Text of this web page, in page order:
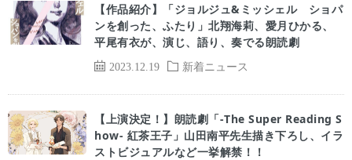
2023.12.19 新着ニュース
【作品紹介】「ジョルジュ&ミッシェル ショパ
ンを創った、ふたり」北翔海莉、愛月ひかる、
平尾有衣が、演じ、語り、奏でる朗読劇
【上演決定！】朗読劇「-The Super Reading S
how- 紅茶王子」山田南平先生描き下ろし、イラ
ストビジュアルなど一挙解禁！！